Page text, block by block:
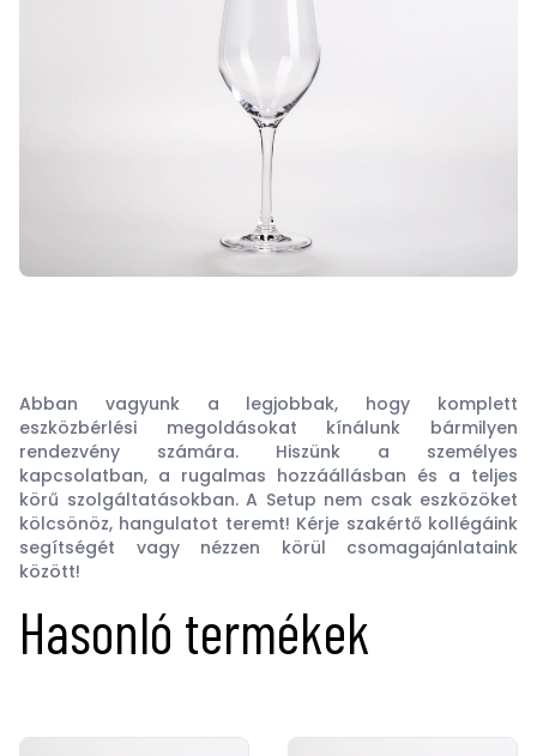
Abban vagyunk a legjobbak, hogy komplett
eszközbérlési megoldásokat kínálunk bármilyen
rendezvény számára. Hiszünk a személyes
kapcsolatban, a rugalmas hozzáállásban és a teljes
körű szolgáltatásokban. A Setup nem csak eszközöket
kölcsönöz, hangulatot teremt! Kérje szakértő kollégáink
segítségét vagy nézzen körül csomagajánlataink
között!
Hasonló termékek